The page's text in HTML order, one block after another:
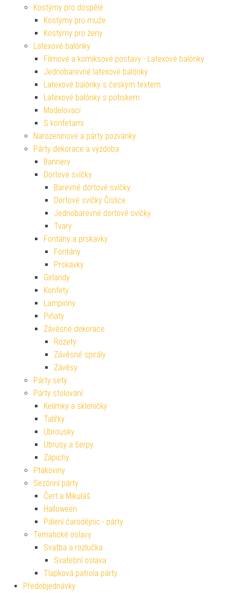
Kostýmy pro dospělé
Kostýmy pro muže
Kostýmy pro ženy
Latexové balónky
Filmové a komiksové postavy - Latexové balónky
Jednobarevné latexové balónky
Latexové balónky s českým textem
Latexové balónky s potiskem
Modelovací
S konfetami
Narozeninové a párty pozvánky
Párty dekorace a výzdoba
Bannery
Dortové svíčky
Barevné dortové svíčky
Dortové svíčky Číslice
Jednobarevné dortové svíčky
Tvary
Fontány a prskavky
Fontány
Prskavky
Girlandy
Konfety
Lampiony
Piňaty
Závěsné dekorace
Rozety
Závěsné spirály
Závěsy
Párty sety
Párty stolování
Kelímky a skleničky
Talířky
Ubrousky
Ubrusy a šerpy
Zápichy
Ptákoviny
Sezónní párty
Čert a Mikuláš
Halloween
Pálení čarodějnic - párty
Tematické oslavy
Svatba a rozlučka
Svatební oslava
Tlapková patrola párty
Předobjednávky